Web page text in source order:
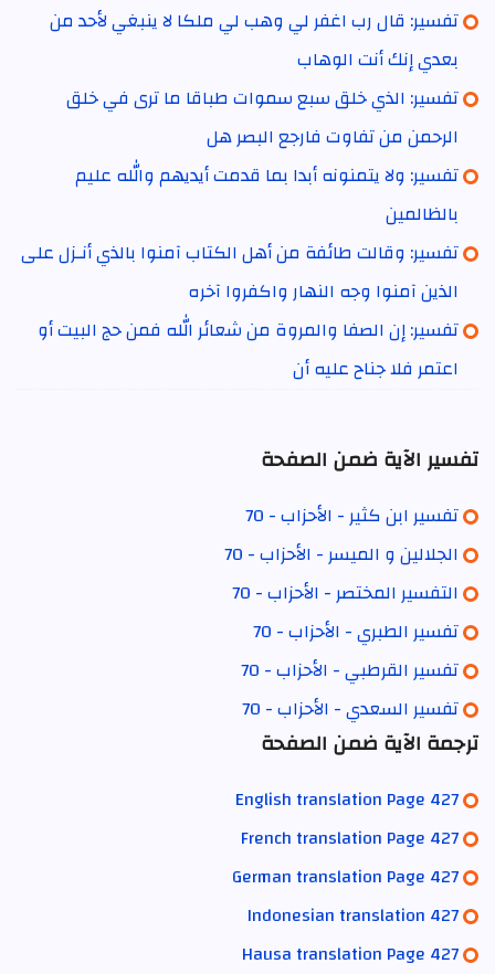
تفسير: قال رب اغفر لي وهب لي ملكا لا ينبغي لأحد من
بعدي إنك أنت الوهاب
تفسير: الذي خلق سبع سموات طباقا ما ترى في خلق
الرحمن من تفاوت فارجع البصر هل
تفسير: ولا يتمنونه أبدا بما قدمت أيديهم والله عليم
بالظالمين
تفسير: وقالت طائفة من أهل الكتاب آمنوا بالذي أنـزل على
الذين آمنوا وجه النهار واكفروا آخره
تفسير: إن الصفا والمروة من شعائر الله فمن حج البيت أو
اعتمر فلا جناح عليه أن
تفسير الآية ضمن الصفحة
تفسير ابن كثير - الأحزاب - 70
الجلالين و الميسر - الأحزاب - 70
التفسير المختصر - الأحزاب - 70
تفسير الطبري - الأحزاب - 70
تفسير القرطبي - الأحزاب - 70
تفسير السعدي - الأحزاب - 70
ترجمة الآية ضمن الصفحة
English translation Page 427
French translation Page 427
German translation Page 427
Indonesian translation 427
Hausa translation Page 427